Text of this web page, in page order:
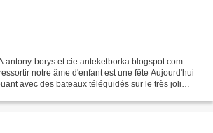
antony-borys et cie anteketborka.blogspot.com
notre âme d'enfant est une fête Aujourd'hui
avec des bateaux téléguidés sur le très joli